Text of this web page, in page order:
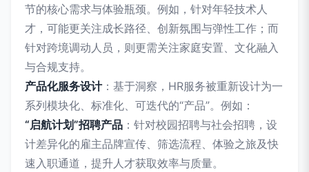
节的核心需求与体验瓶颈。例如，针对年轻技术人
才，可能更关注成长路径、创新氛围与弹性工作；而
针对跨境调动人员，则更需关注家庭安置、文化融入
与合规支持。
产品化服务设计：基于洞察，HR服务被重新设计为一
系列模块化、标准化、可迭代的“产品”。例如：
“启航计划”招聘产品 ：针对校园招聘与社会招聘，设
计差异化的雇主品牌宣传、筛选流程、体验之旅及快
速入职通道，提升人才获取效率与质量。